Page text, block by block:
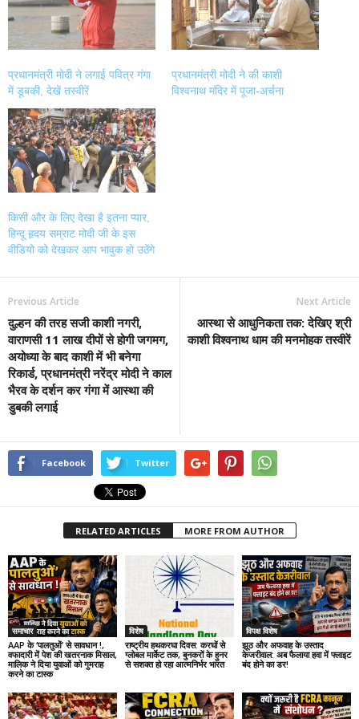
प्रधानमंत्री मोदी ने लगाई पवित्र गंगा
में डूबकी, देखें तस्वीरें
प्रधानमंत्री मोदी ने की काशी
विश्वनाथ मंदिर में पूजा-अर्चना
किसी और के लिए देखा है इतना प्यार,
हिन्दू हृदय सम्राट मोदी जी के इस
वीडियो को देखकर आप भावुक हो उठेंगे
Previous Article
दुल्हन की तरह सजी काशी नगरी,
वाराणसी 11 लाख दीपों से होगी जगमग,
अयोध्या के बाद काशी में भी बनेगा
रिकार्ड, प्रधानमंत्री नरेंद्र मोदी ने काल
भैरव के दर्शन कर गंगा में आस्था की
डुबकी लगाई
Next Article
आस्था से आधुनिकता तक: देखिए श्री
काशी विश्वनाथ धाम की मनमोहक तस्वीरें
Facebook Twitter
RELATED ARTICLES MORE FROM AUTHOR
समाचार
AAP के ‘पालतुओं’ से सावधान !,
वफादारी में पेश की खतरनाक मिसाल,
मालिक ने दिया युवाओं को गुमराह
करने का टास्क
विशेष
राष्ट्रीय हथकरघा दिवस: करघों से
ग्लोबल मार्केट तक, बुनकरों के हुनर
से सशक्त हो रहा आत्मनिर्भर भारत
विपक्ष विशेष
झूठ और अफवाह के उस्ताद
केजरीवाल: अब फैलाया हवा में फ्लाइट
बंद होने का डर!